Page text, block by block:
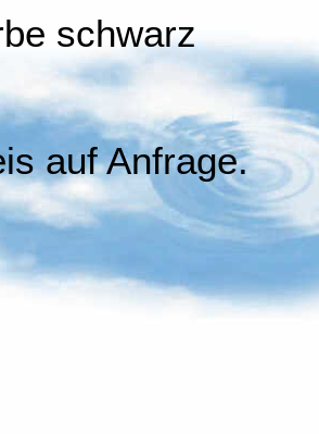
schwarz
auf Anfrage.